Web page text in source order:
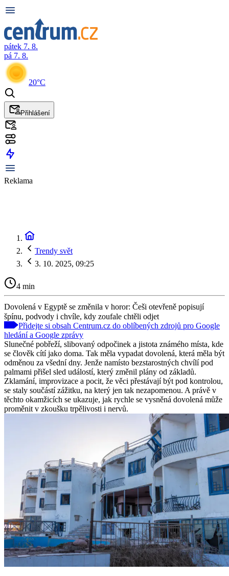
pátek 7. 8.
pá 7. 8.
20°C
Přihlášení
Reklama
Trendy svět
3. 10. 2025, 09:25
4 min
Dovolená v Egyptě se změnila v horor: Češi otevřeně popisují
špínu, podvody i chvíle, kdy zoufale chtěli odjet
Přidejte si obsah Centrum.cz do oblíbených zdrojů pro Google
hledání a Google zprávy
Slunečné pobřeží, slibovaný odpočinek a jistota známého místa, kde
se člověk cítí jako doma. Tak měla vypadat dovolená, která měla být
odměnou za všední dny. Jenže namísto bezstarostných chvílí pod
palmami přišel sled událostí, který změnil plány od základů.
Zklamání, improvizace a pocit, že věci přestávají být pod kontrolou,
se staly součástí zážitku, na který jen tak nezapomenou. A právě v
těchto okamžicích se ukazuje, jak rychle se vysněná dovolená může
proměnit v zkoušku trpělivosti i nervů.